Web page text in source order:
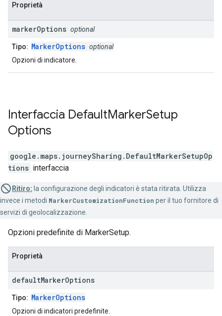
Proprietà
markerOptions optional
Tipo: MarkerOptions optional
Opzioni di indicatore.
Interfaccia DefaultMarkerSetup
Options
google.maps.journeySharing . DefaultMarkerSetupOp
tions interfaccia
Ritiro: la configurazione degli indicatori è stata ritirata. Utilizza
invece i metodi MarkerCustomizationFunction per il tuo fornitore di
servizi di geolocalizzazione.
Opzioni predefinite di MarkerSetup.
Proprietà
defaultMarkerOptions
Tipo: MarkerOptions
Opzioni di indicatori predefinite.